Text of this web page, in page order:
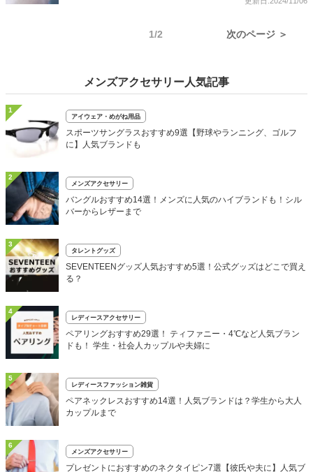
1/2 次のページ ＞
メンズアクセサリー人気記事
1
アイウェア・めがね用品
スポーツサングラスおすすめ9選【野球やランニング、ゴルフ
に】人気ブランドも
2
メンズアクセサリー
バングルおすすめ14選！メンズに人気のハイブランドも！シル
バーからレザーまで
3
タレントグッズ
SEVENTEENグッズ人気おすすめ5選！公式グッズはどこで買え
る？
4
レディースアクセサリー
ペアリングおすすめ29選！ ティファニー・4℃など人気ブラン
ドも！ 学生・社会人カップルや夫婦に
5
レディースファッション雑貨
ペアネックレスおすすめ14選！人気ブランドは？学生から大人
カップルまで
6
メンズアクセサリー
プレゼントにおすすめのネクタイピン7選【彼氏や夫に】人気ブ